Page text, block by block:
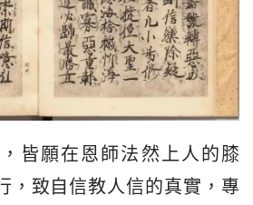
皆願在恩師法然上人的膝
，致自信教人信的真實，專